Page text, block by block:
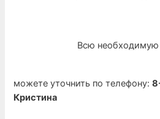
Всю
можете уточнить по телефону:
Кристина